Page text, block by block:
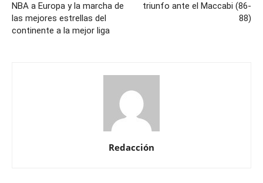
NBA a Europa y la marcha de
las mejores estrellas del
continente a la mejor liga
triunfo ante el Maccabi (86-
88)
Redacción